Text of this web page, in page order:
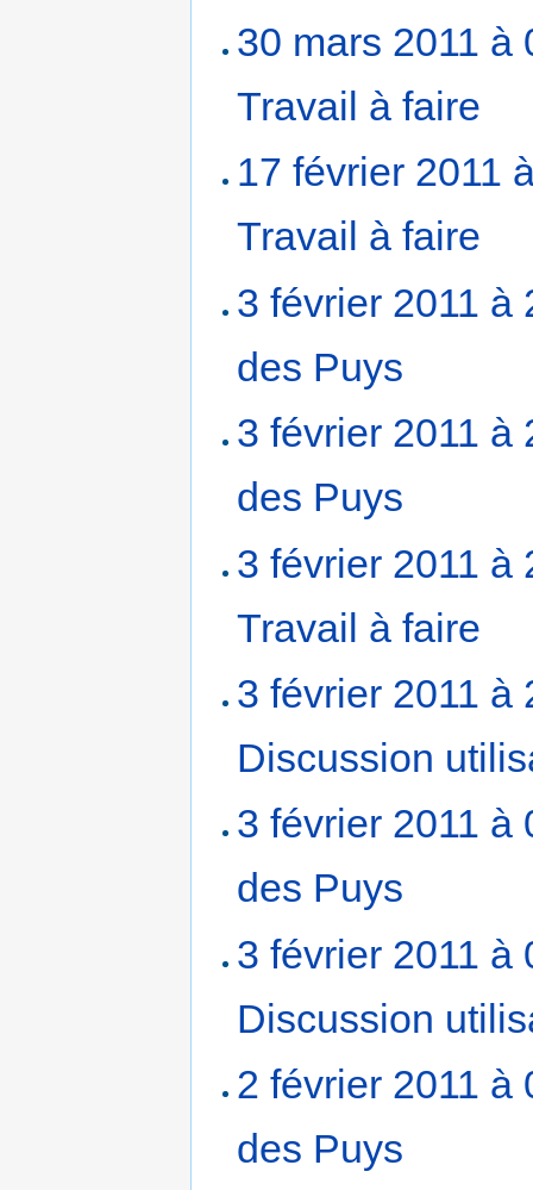
30 mars 2011 à
Travail à faire
17 février 2011
Travail à faire
3 février 2011 à
des Puys
3 février 2011 à
des Puys
3 février 2011 à
Travail à faire
3 février 2011 à
Discussion
3 février 2011 à
des Puys
3 février 2011 à
Discussion
2 février 2011 à
des Puys